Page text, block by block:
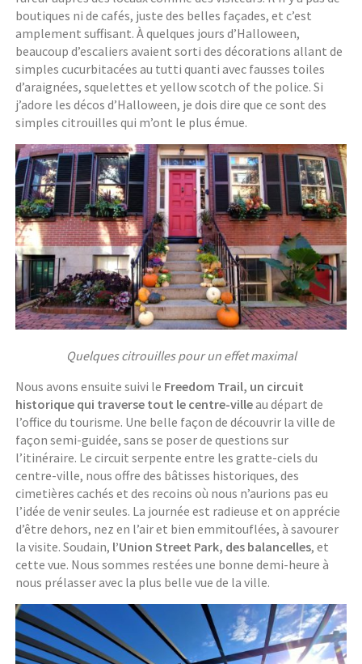
boutiques ni de cafés, juste des belles façades, et c’est
amplement suffisant. À quelques jours d’Halloween,
beaucoup d’escaliers avaient sorti des décorations allant de
simples cucurbitacées au tutti quanti avec fausses toiles
d’araignées, squelettes et yellow scotch of the police. Si
j’adore les décos d’Halloween, je dois dire que ce sont des
simples citrouilles qui m’ont le plus émue.
Quelques citrouilles pour un effet maximal
Nous avons ensuite suivi le Freedom Trail, un circuit
historique qui traverse tout le centre-villeau départ de
l’office du tourisme. Une belle façon de découvrir la ville de
façon semi-guidée, sans se poser de questions sur
l’itinéraire. Le circuit serpente entre les gratte-ciels du
centre-ville, nous offre des bâtisses historiques, des
cimetières cachés et des recoins où nous n’aurions pas eu
l’idée de venir seules. La journée est radieuse et on apprécie
d’être dehors, nez en l’air et bien emmitouflées, à savourer
la visite. Soudain, l’Union Street Park, des balancelles, et
cette vue. Nous sommes restées une bonne demi-heure à
nous prélasser avec la plus belle vue de la ville.